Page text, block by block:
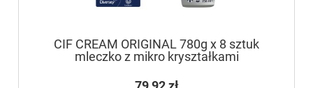
CIF CREAM ORIGINAL 780g x 8 sztuk
mleczko z mikro kryształkami